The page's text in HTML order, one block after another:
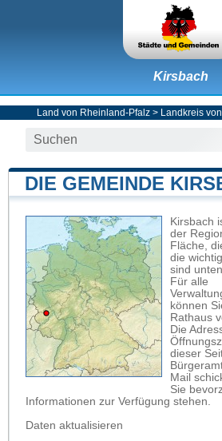
Kirsbach
Land von Rheinland-Pfalz> Landkreis
DIE GEMEINDE
Kirsbach
der
Fläche,
die
sind
Für alle
können
Rathaus
Die
dieser
Mail
Sie
Informationen zur Verfügung stehen.
Daten aktualisieren